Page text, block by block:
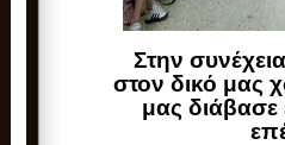
Στην
στον δικό μας
μας